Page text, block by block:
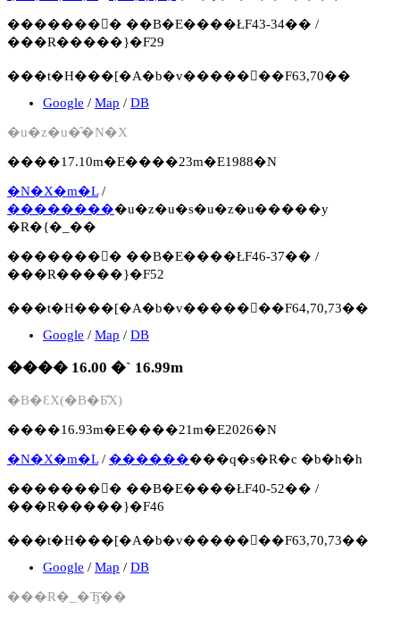
�������񍐏� ��B�E����ŁF43-34�� /
���R�����}�F29
���t�H���[�A�b�v�����񍐏��F63,70��
Google / Map / DB
�u�z�u�̑�N�X
����17.10m�E����23m�E1988�N
�N�X�m�L/
���������u�z�u�s�u�z�u�����y
�R�{�_��
�������񍐏� ��B�E����ŁF46-37�� /
���R�����}�F52
���t�H���[�A�b�v�����񍐏��F64,70,73��
Google / Map / DB
���� 16.00 �` 16.99m
�B�ƐX(�B�Ƃ̐X)
����16.93m�E����21m�E2026�N
�N�X�m�L/ ���������q�s�R�c �b�h�h
�������񍐏� ��B�E����ŁF40-52�� /
���R�����}�F46
���t�H���[�A�b�v�����񍐏��F63,70,73��
Google / Map / DB
���R�_�Ђ̑��